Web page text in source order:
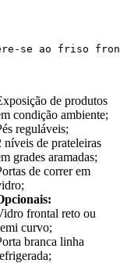
se ao friso
de produtos
condição ambiente;
reguláveis;
níveis de prateleiras
grades aramadas;
de correr em
frontal reto ou
curvo;
branca linha